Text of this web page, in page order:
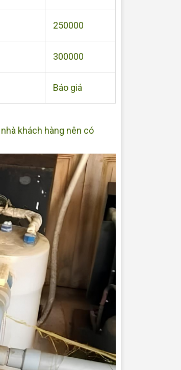
250000
300000
Báo giá
khách hàng nên có